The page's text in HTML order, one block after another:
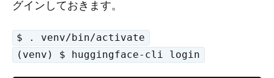
グインしておきます。
$ . venv/bin/activate
(venv) $ huggingface-cli login